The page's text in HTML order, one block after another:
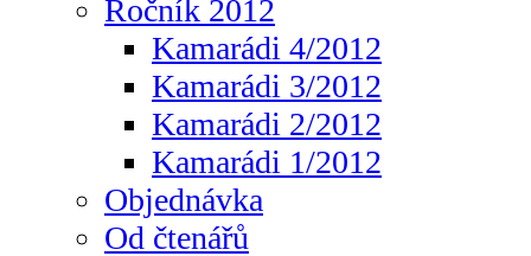
Ročník 2012
Kamarádi 4/2012
Kamarádi 3/2012
Kamarádi 2/2012
Kamarádi 1/2012
Objednávka
Od čtenářů